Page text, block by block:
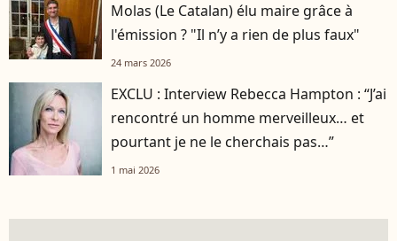
Molas (Le Catalan) élu maire grâce à
l'émission ? "Il n’y a rien de plus faux"
24 mars 2026
EXCLU : Interview Rebecca Hampton : “J’ai
rencontré un homme merveilleux… et
pourtant je ne le cherchais pas…”
1 mai 2026